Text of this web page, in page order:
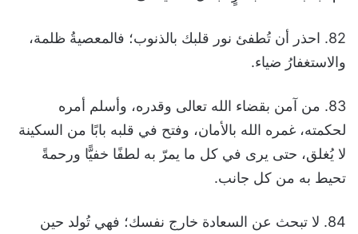
82. احذر أن تُطفئ نور قلبك بالذنوب؛ فالمعصيةُ ظلمة،
والاستغفارُ ضياء.
83. من آمن بقضاء الله تعالى وقدره، وأسلم أمره
لحكمته، غمره الله بالأمان، وفتح في قلبه بابًا من السكينة
لا يُغلق، حتى يرى في كل ما يمرّ به لطفًا خفيًّا ورحمةً
تحيط به من كل جانب.
84. لا تبحث عن السعادة خارج نفسك؛ فهي تُولد حين